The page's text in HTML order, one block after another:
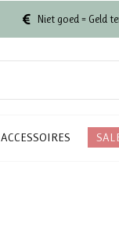
ACCESSOIRES
Niet goed = Geld